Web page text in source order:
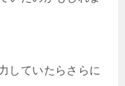
していたらさらに